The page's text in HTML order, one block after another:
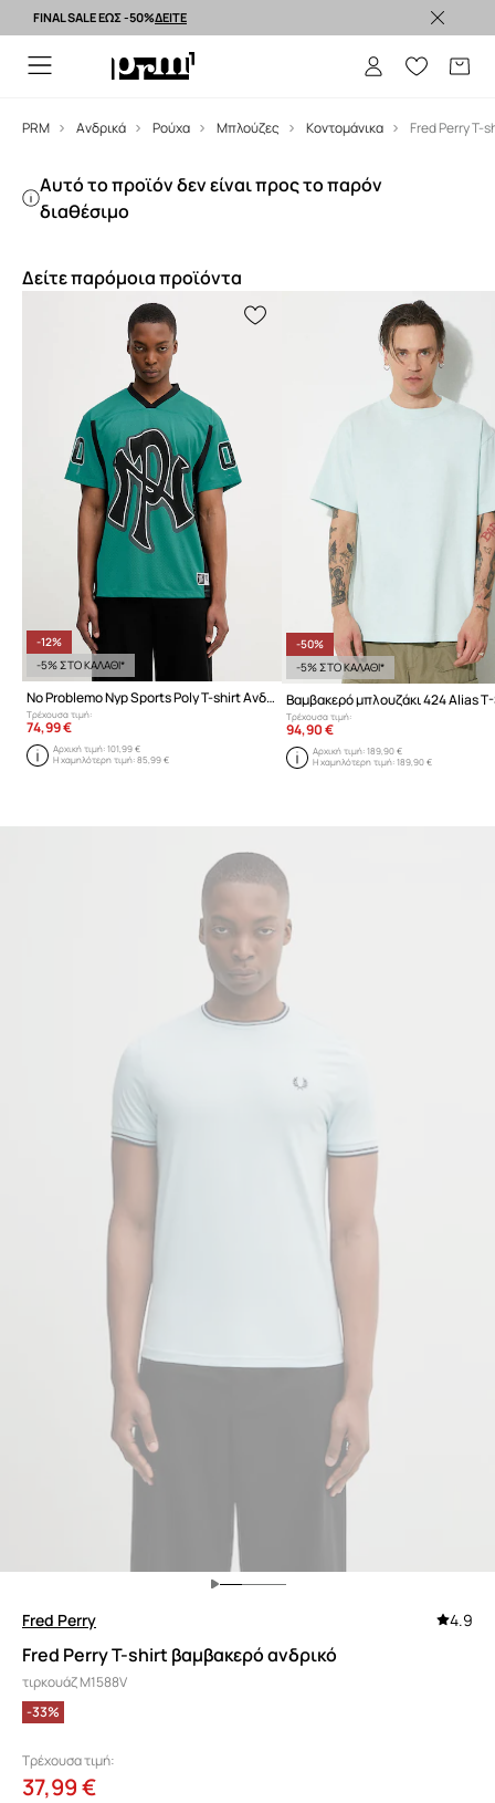
FINAL SALE ΕΩΣ -50%ΔΕΙΤΕ
PRM Ανδρικά Ρούχα Μπλούζες Κοντομάνικα
Αυτό το προϊόν δεν είναι προς το παρόν
διαθέσιμο
Δείτε παρόμοια προϊόντα
-12%
-5% ΣΤΟ ΚΑΛΑΘΙ*
No Problemo Nyp Sports Poly T-shirt Ανδρικό
Τρέχουσα τιμή:
74,99 €
Αρχική τιμή:101,99 €
Η χαμηλότερη τιμή:85,99 €
-50%
-5% ΣΤΟ ΚΑΛΑΘΙ*
Βαμβακερό μπλουζάκι 424 Alias
Τρέχουσα τιμή:
94,90 €
Αρχική τιμή: 189,90 €
Η χαμηλότερη τιμή: 189,90 €
Fred Perry 4.9
Fred Perry T-shirt βαμβακερό ανδρικό
τιρκουάζ M1588V
-33%
Τρέχουσα τιμή:
37,99 €